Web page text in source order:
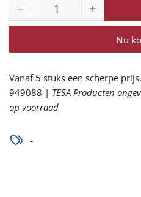
−Aantal
voor
255P
Gold
95x23m
verlagen
Aantal +Aantal
voor
61005
255P
Gold
95x23m
Nu
Vanaf 5 stuks een scherpe
949088 | TESA Producten
op voorraad
-